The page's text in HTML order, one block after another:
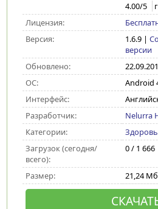
4.00/5
Лицензия:
Версия:
1.6.9|
версии
Обновлено:
ОС:
Android
Интерфейс:
Разработчик:
Nelurra
Категории:
Загрузок (сегодня/
всего):
0 / 1 666
Размер: 21,24 Мб